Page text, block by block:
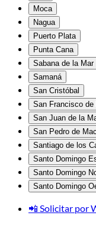
Moca
Nagua
Puerto Plata
Punta Cana
Sabana de la Mar
Samaná
San Cristóbal
San Francisco de
San Juan de la
San Pedro de
Santiago de los
Santo Domingo
Santo Domingo
Santo Domingo
📲 Solicitar por